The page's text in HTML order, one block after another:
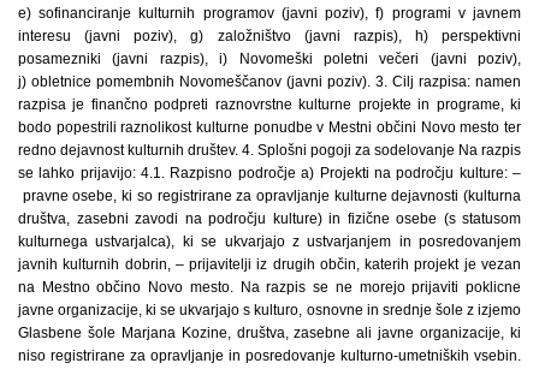
e) sofinanciranje kulturnih programov (javni poziv), f) programi v javnem
interesu (javni poziv), g) založništvo (javni razpis), h) perspektivni
posamezniki (javni razpis), i) Novomeški poletni večeri (javni poziv),
j) obletnice pomembnih Novomeščanov (javni poziv). 3. Cilj razpisa: namen
razpisa je finančno podpreti raznovrstne kulturne projekte in programe, ki
bodo popestrili raznolikost kulturne ponudbe v Mestni občini Novo mesto ter
redno dejavnost kulturnih društev. 4. Splošni pogoji za sodelovanje Na razpis
se lahko prijavijo: 4.1. Razpisno področje a) Projekti na področju kulture: –
pravne osebe, ki so registrirane za opravljanje kulturne dejavnosti (kulturna
društva, zasebni zavodi na področju kulture) in fizične osebe (s statusom
kulturnega ustvarjalca), ki se ukvarjajo z ustvarjanjem in posredovanjem
javnih kulturnih dobrin, – prijavitelji iz drugih občin, katerih projekt je vezan
na Mestno občino Novo mesto. Na razpis se ne morejo prijaviti poklicne
javne organizacije, ki se ukvarjajo s kulturo, osnovne in srednje šole z izjemo
Glasbene šole Marjana Kozine, društva, zasebne ali javne organizacije, ki
niso registrirane za opravljanje in posredovanje kulturno-umetniških vsebin.